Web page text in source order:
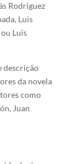
Rodríguez
Luis
Luis
descrição
da novela
como
Juan